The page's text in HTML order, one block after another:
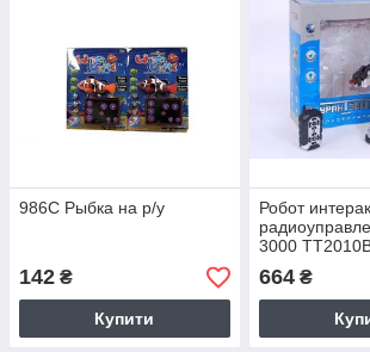
986C Рыбка на р/у
142 ₴
Купити
Робот
3000
664₴